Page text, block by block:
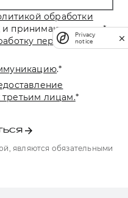
обработки
и принимаю условия.*
персональных
.*
третьим лицам.*
являются обязательными
Privacy
notice